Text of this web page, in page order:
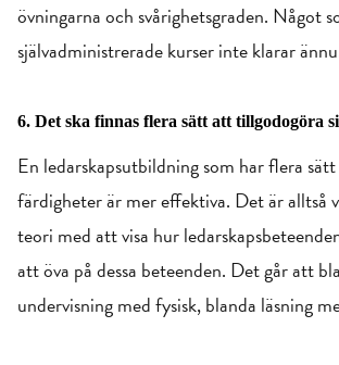
övningarna och svårighetsgraden. Något
självadministrerade kurser inte klarar
6. Det ska finnas flera sätt att tillgodogöra
En ledarskapsutbildning som har flera
färdigheter är mer effektiva. Det är alltså
teori med att visa hur
att öva på dessa beteenden. Det går att
undervisning med fysisk, blanda läsning